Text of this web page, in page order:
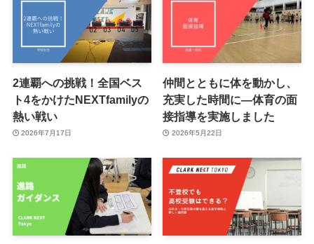
2連覇への挑戦！全国ベス
ト4をかけたNEXTfamilyの
熱い戦い
2026年7月17日
仲間とともに体を動かし、
充実した時間に―体育の面
接指導を実施しました
2026年5月22日